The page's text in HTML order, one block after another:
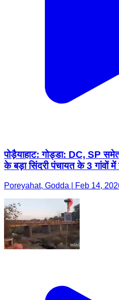
पोड़ैयाहाट: गोड्डा: DC, SP
के बड़ा सिंदरी पंचायत के 3 गांवों में
Poreyahat, Godda | Feb 14,